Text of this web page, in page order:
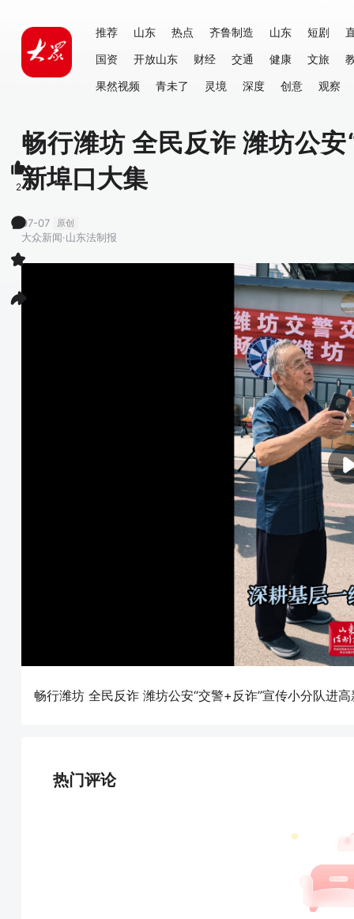
推荐 山东 热点 齐鲁制造 山东 短剧
国资
开放山东 财经 交通 健康 文旅
果然视频
青未了 灵境 深度 创意 观察
畅行潍坊 全民反诈 潍坊公
新埠口大集
07-07 原创
大众新闻·山东法制报
畅行潍坊 全民反诈 潍坊公安“交警+反诈”宣传小分队进
热门评论
2